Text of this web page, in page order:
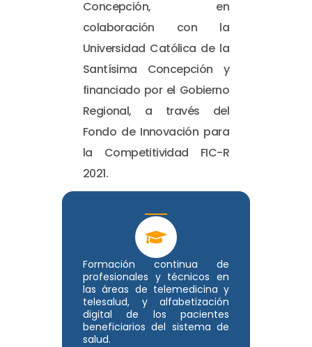
Formación continua de
profesionales y técnicos en
las áreas de telemedicina y
telesalud, y alfabetización
digital de los pacientes
beneficiarios del sistema de
salud.
Concepción, en
colaboración con la
Universidad Católica de la
Santísima Concepción y
financiado por el Gobierno
Regional, a través del
Fondo de Innovación para
la Competitividad FIC-R
2021.